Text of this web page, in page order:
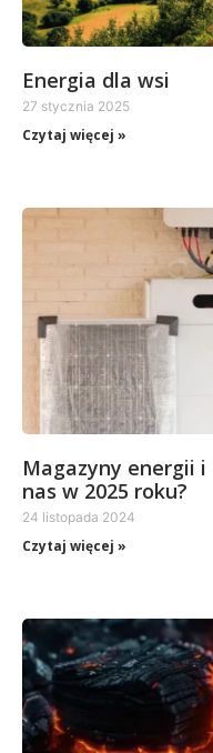
Energia dla wsi
27 stycznia 2025
Czytaj więcej »
Magazyny energii i
nas w 2025 roku?
24 listopada 2024
Czytaj więcej »